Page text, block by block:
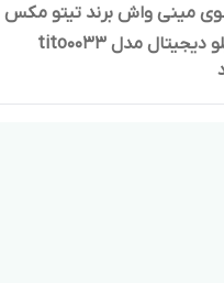
مینی واش برند تیتو مکس